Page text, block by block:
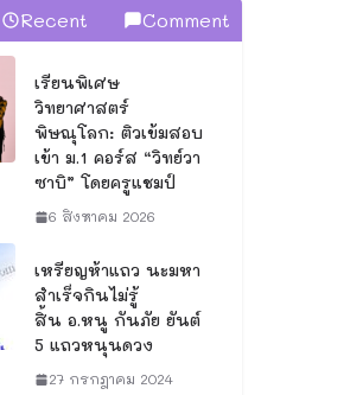
Recent Comment
เรียนพิเศษ
วิทยาศาสตร์
พิษณุโลก: ติวเข้มสอบ
เข้า ม.1 คอร์ส “วิทย์วา
ซาบิ” โดยครูแชมป์
6 สิงหาคม 2026
เหรียญห้าแถว นะมหา
สำเร็จกินไม่รู้
สิ้น อ.หนู กันภัย ยันต์
5 แถวหนุนดวง
27 กรกฎาคม 2024